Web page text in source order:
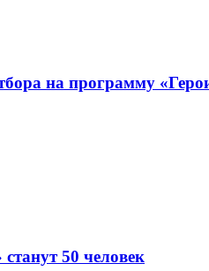
на программу
50 человек